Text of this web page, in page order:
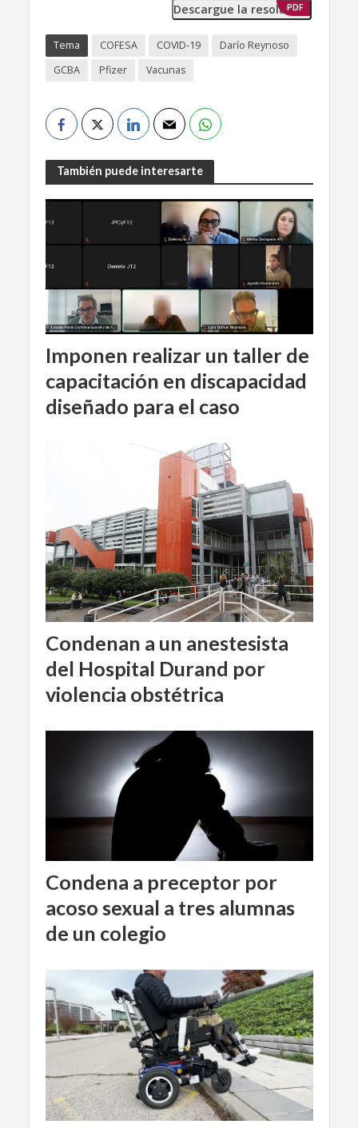
Descargue la resolución
PDF
Tema COFESA COVID-19
Darío Reynoso
GCBA
Pfizer Vacunas
También puede interesarte
Imponen realizar un taller de
capacitación en discapacidad
diseñado para el caso
Condenan a un anestesista
del Hospital Durand por
violencia obstétrica
Condena a preceptor por
acoso sexual a tres alumnas
de un colegio